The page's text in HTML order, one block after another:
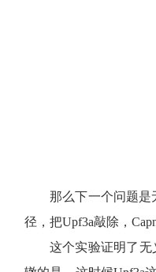
那么下一个问题是
径，把Upf3a敲除，
这个实验证明了